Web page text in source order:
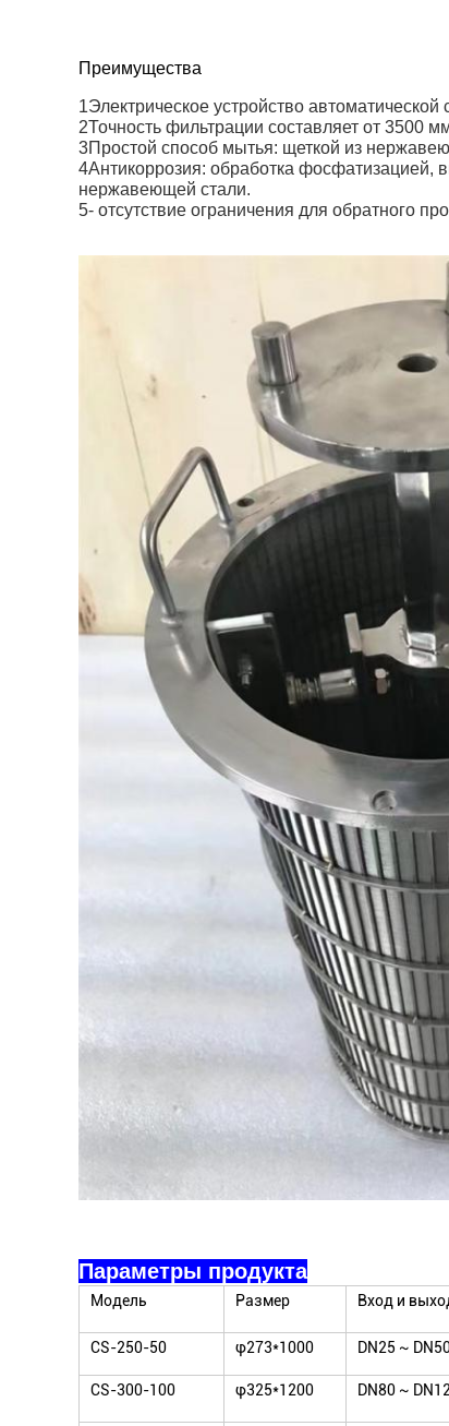
Преимущества
1Электрическое устройство автоматической
2Точность фильтрации составляет от 3500
3Простой способ мытья: щеткой из
4Антикоррозия: обработка фосфатизацией,
нержавеющей стали.
5- отсутствие ограничения для обратного
Параметры продукта
Модель Размер Вход и
CS-250-50 φ273*1000 DN25 ~
CS-300-100 φ325*1200 DN80 ~